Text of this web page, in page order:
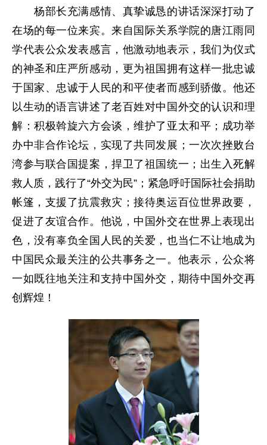
杨部长充满感情、真挚诚恳的讲话深深打动了
在场的每一位来宾。来自国际关系学院的唐江雨同
学代表公众发表感言，他激动地表示，我们为仪式
的神圣和庄严所感动，更为祖国拥有这样一批忠诚
于国家、忠诚于人民的和平使者而感到骄傲。他还
以生动的语言讲述了老百姓对中国外交的认识和理
解：积极斡旋六方会谈，维护了亚太和平；成功举
办中非合作论坛，实现了共同发展；一次次挫败台
湾参与联合国提案，捍卫了祖国统一；出生入死解
救人质，践行了“外交为民”；紧急呼吁国际社会捐助
帐篷，支援了抗震救灾；接待奥运百位世界政要，
促进了友谊合作。他说，中国外交在世界上表现出
色，没有辜负全国人民的关爱，也当仁不让地成为
中国民众最关注的公共事务之一。他表示，公众将
一如既往地关注和支持中国外交，期待中国外交再
创辉煌！